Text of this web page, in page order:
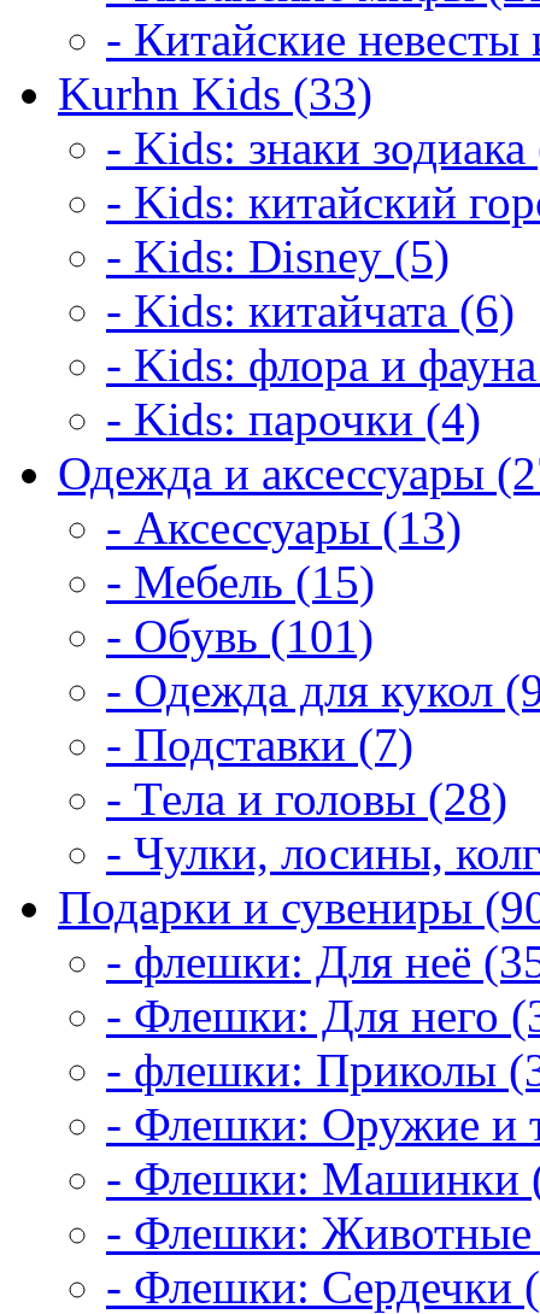
- Китайские
Kurhn Kids (33)
- Kids: знаки
- Kids: китайский
- Kids: Disney (5)
- Kids: китайчата (6)
- Kids: флора и
- Kids: парочки (4)
Одежда и аксессуары
- Аксессуары (13)
- Мебель (15)
- Обувь (101)
- Одежда для кукол
- Подставки (7)
- Тела и головы (28)
- Чулки, лосины,
Подарки и сувениры
- флешки: Для неё
- Флешки: Для него
- флешки: Приколы
- Флешки: Оружие и
- Флешки: Машинки
- Флешки: Животные
- Флешки: Сердечки